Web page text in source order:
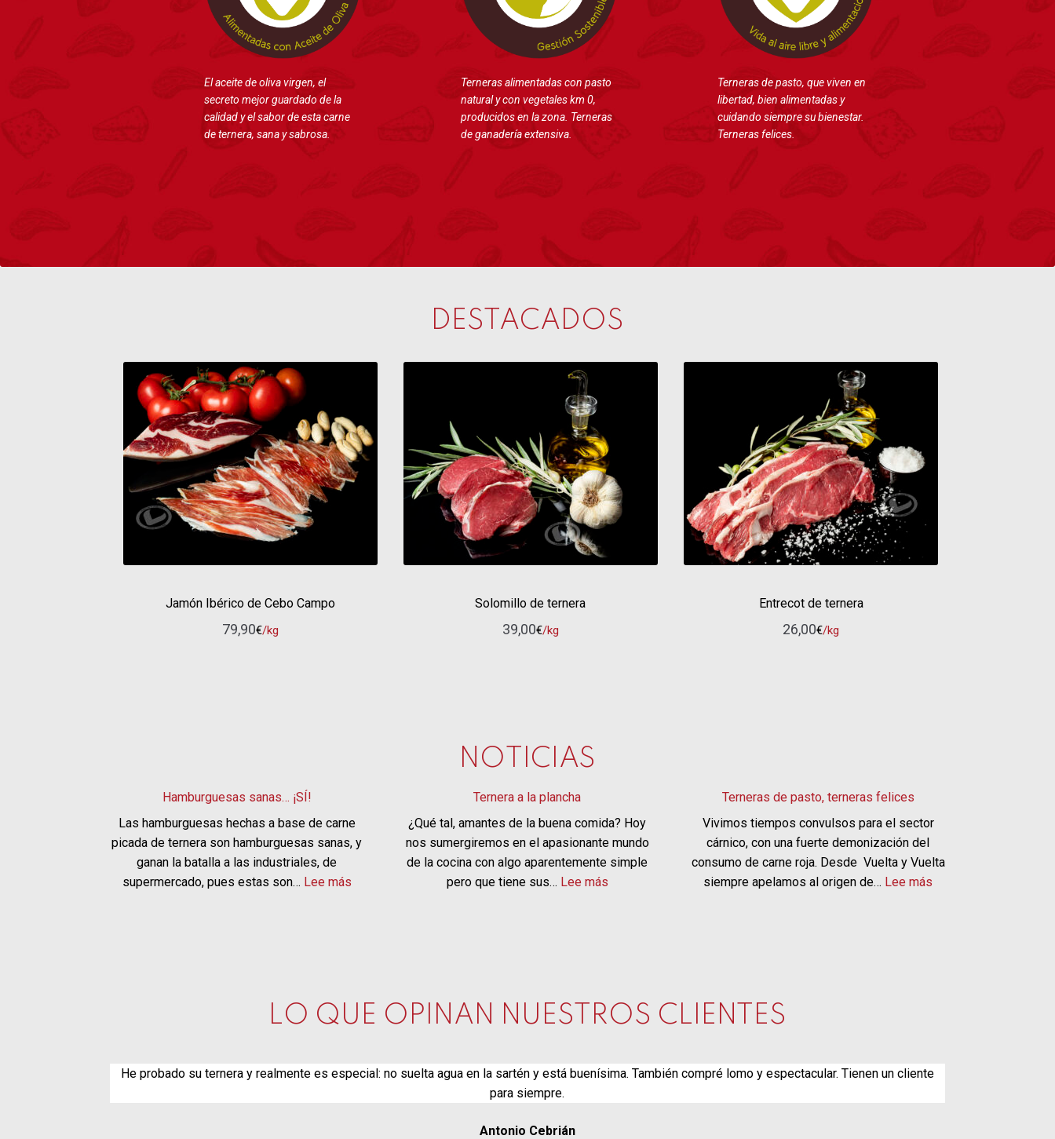
El aceite de oliva virgen, el
secreto mejor guardado de la
calidad y el sabor de esta carne
de ternera, sana y sabrosa.
Terneras alimentadas con pasto
natural y con vegetales km 0,
producidos en la zona. Terneras
de ganadería extensiva.
Terneras de pasto, que viven en
libertad, bien alimentadas y
cuidando siempre su bienestar.
Terneras felices.
DESTACADOS
Jamón Ibérico de Cebo Campo
79,90€/kg
Solomillo de ternera
39,00€/kg
Entrecot de ternera
26,00€/kg
NOTICIAS
Hamburguesas sanas… ¡SÍ!
Las hamburguesas hechas a base de carne
picada de ternera son hamburguesas sanas, y
ganan la batalla a las industriales, de
supermercado, pues estas son… Lee más:
Ternera a la plancha
¿Qué tal, amantes de la buena comida? Hoy
nos sumergiremos en el apasionante mundo
de la cocina con algo aparentemente simple
pero que tiene sus… Lee más:
Terneras de pasto, terneras felices
Vivimos tiempos convulsos para el sector
cárnico, con una fuerte demonización del
consumo de carne roja. Desde Vuelta y Vuelta
siempre apelamos al origen de… Lee más
LO QUE OPINAN NUESTROS CLIENTES
He probado su ternera y realmente es especial: no suelta agua en la sartén y está buenísima. También compré lomo y espectacular. Tienen un cliente
para siempre.
Antonio Cebrián